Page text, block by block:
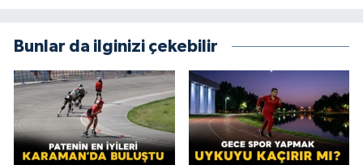
Bunlar da ilginizi çekebilir